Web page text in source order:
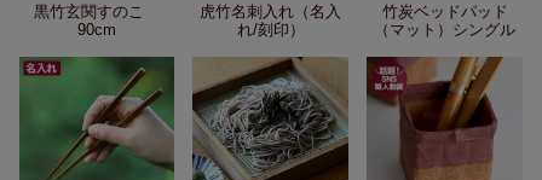
黒竹玄関すのこ
90cm
虎竹名刺入れ（名入
れ/刻印）
竹炭ベッドパッド
（マット）シングル